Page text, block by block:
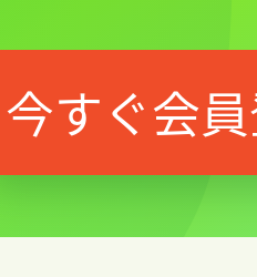
今すぐ会